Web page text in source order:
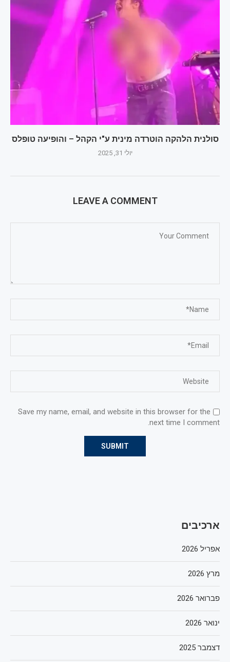
סולנית הלהקה הוטרדה מינית ע"י הקהל – והופיעה טופלס
יולי 31, 2025
LEAVE A COMMENT
Save my name, email, and website in this browser for the
next time I comment.
ארכיבים
אפריל 2026
מרץ 2026
פברואר 2026
ינואר 2026
דצמבר 2025